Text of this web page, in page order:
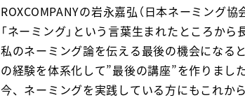
ROXCOMPANYの岩永嘉弘（日本ネーミング協
「ネーミング」という言葉生まれたところか
私のネーミング論を伝える最後の機会になる
の経験を体系化して”最後の講座”を作りました
今、ネーミングを実践している方にもこれか